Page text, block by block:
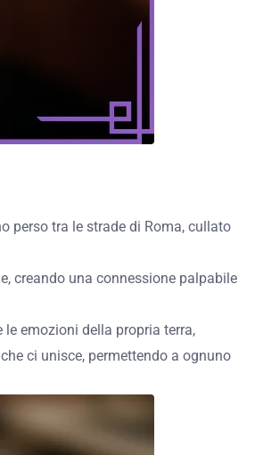
perso tra le strade di Roma, cullato
creando una connessione palpabile
emozioni della propria terra,
ci unisce, permettendo a ognuno